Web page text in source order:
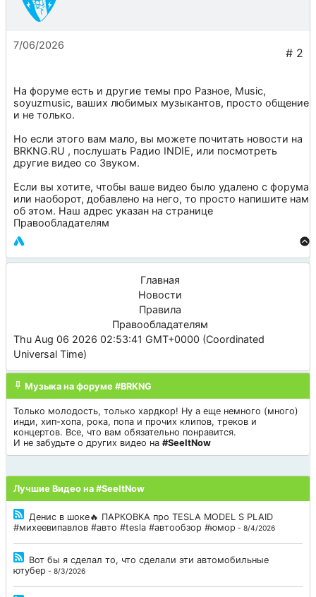
7/06/2026
На форуме есть и другие темы про Разное, Music,
soyuzmusic, ваших любимых музыкантов, просто общение
и не только.
Но если этого вам мало, вы можете почитать новости на
BRKNG.RU , послушать Радио INDIE, или посмотреть
другие видео со Звуком.
Если вы хотите, чтобы ваше видео было удалено с форума
или наоборот, добавлено на него, то просто напишите нам
об этом. Наш адрес указан на странице
Правообладателям
Главная
Новости
Правила
Правообладателям
Thu Aug 06 2026 02:53:41 GMT+0000 (Coordinated
Universal Time)
Музыка на форуме #BRKNG
Только молодость, только хардкор! Ну а еще немного (много)
инди, хип-хопа, рока, попа и прочих клипов, треков и
концертов. Все, что вам обязательно понравится.
И не забудьте о других видео на #SeeItNow
Лучшие Видео на #SeeItNow
Денис в шоке🔥 ПАРКОВКА про TESLA MODEL S PLAID
#михеевипавлов #авто #tesla #автообзор #юмор - 8/4/2026
Вот бы я сделал то, что сделали эти автомобильные
ютубер - 8/3/2026